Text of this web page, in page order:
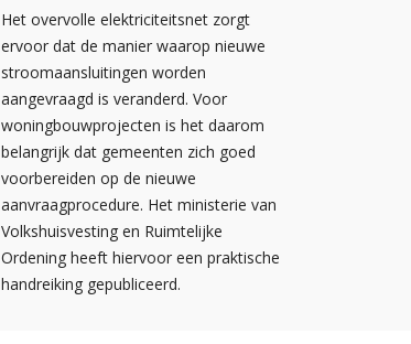
Het overvolle elektriciteitsnet zorgt
ervoor dat de manier waarop nieuwe
stroomaansluitingen worden
aangevraagd is veranderd. Voor
woningbouwprojecten is het daarom
belangrijk dat gemeenten zich goed
voorbereiden op de nieuwe
aanvraagprocedure. Het ministerie van
Volkshuisvesting en Ruimtelijke
Ordening heeft hiervoor een praktische
handreiking gepubliceerd.